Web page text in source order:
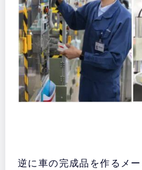
逆に車の完成品を作るメ